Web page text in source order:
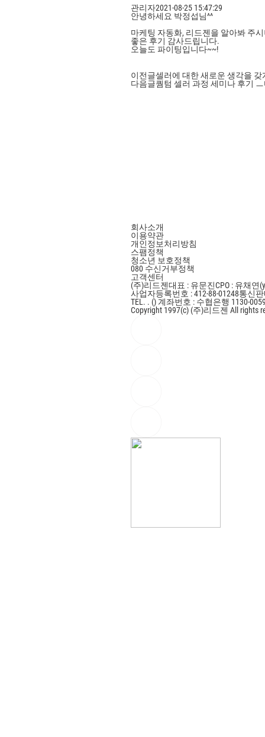
관리자2021-08-25 15:47:29
안녕하세요 박정섭님^^
마케팅 자동화, 리드젠을 알아봐 주
좋은 후기 감사드립니다.
오늘도 파이팅입니다~~!
이전글셀러에 대한 새로운 생각을 갖
다음글퀌텀 셀러 과정 세미나 후기
회사소개
이용약관
개인정보처리방침
스팸정책
청소년 보호정책
080 수신거부정책
고객센터
(주)리드젠대표 : 유문진CPO : 유채연
사업자등록번호 : 412-88-01248통신
TEL. . () 계좌번호 : 수협은행 1130-
Copyright 1997(c) (주)리드젠 All rights